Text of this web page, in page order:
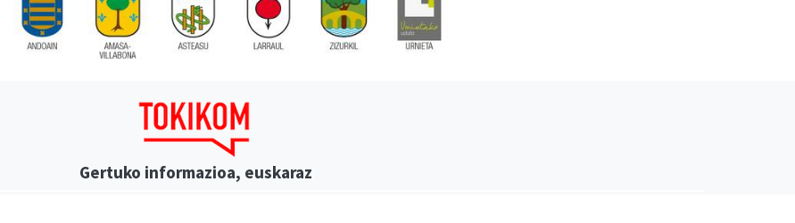
Gertuko informazioa, euskaraz